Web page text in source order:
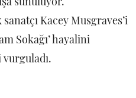
Kacey Musgraves’i
Sokağı’ hayalini